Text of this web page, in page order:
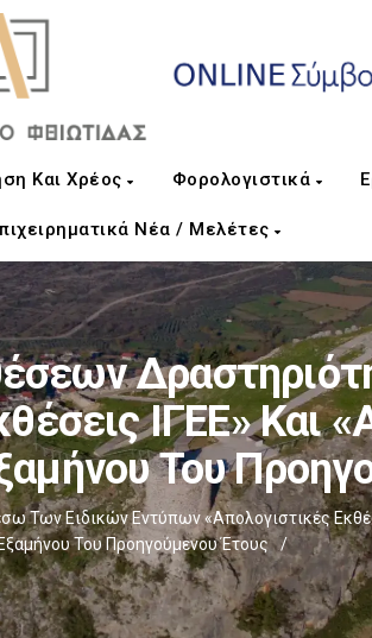
Και Χρέος Φορολογιστικά
Νέα / Μελέτες
ΙΓΕΕ» Και
Του
Των Ειδικών Εντύπων «Απολογιστικές
Εξαμήνου Του Προηγούμενου Έτους
/